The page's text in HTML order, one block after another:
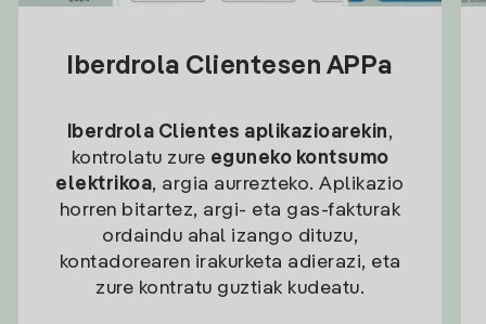
Iberdrola Clientesen APPa
Iberdrola Clientes aplikazioarekin,
kontrolatu zure eguneko kontsumo
elektrikoa, argia aurrezteko. Aplikazio
horren bitartez, argi- eta gas-fakturak
ordaindu ahal izango dituzu,
kontadorearen irakurketa adierazi, eta
zure kontratu guztiak kudeatu.